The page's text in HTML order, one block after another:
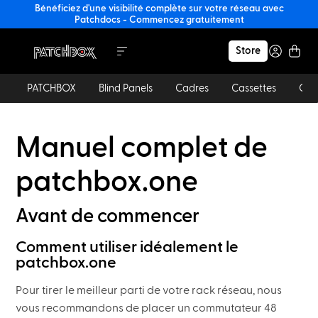
Bénéficiez d'une visibilité complète sur votre réseau avec
Patchdocs - Commencez gratuitement
Store
PATCHBOX Blind Panels Cadres Cassettes
Manuel complet de
patchbox.one
Avant de commencer
Comment utiliser idéalement le
patchbox.one
Pour tirer le meilleur parti de votre rack réseau, nous
vous recommandons de placer un commutateur 48